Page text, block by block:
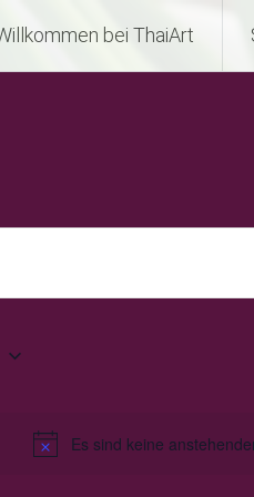
bei ThaiArt
Es sind keine